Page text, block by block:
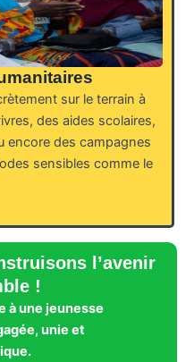
sur le terrain à
des aides scolaires,
encore des campagnes
sensibles comme le
l’avenir
!
à une jeunesse
unie et